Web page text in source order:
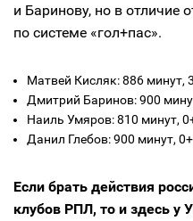
и Баринову, но в отличие
по системе «гол+пас».
Матвей Кисляк: 886 минут,
Дмитрий Баринов: 900
Наиль Умяров: 810 минут,
Данил Глебов: 900 минут,
Если брать действия
клубов РПЛ, то и здесь у